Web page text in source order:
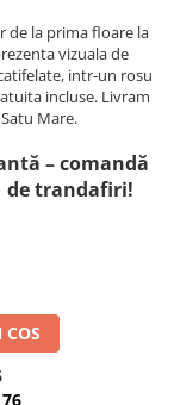
la prima floare la
vizuala de
intr-un rosu
incluse. Livram
Mare.
– comandă
de trandafiri!